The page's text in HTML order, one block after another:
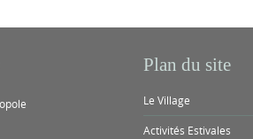
Plan du site
Le Village
Activités Estivales